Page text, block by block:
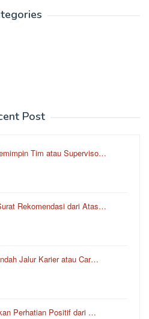
Post
Tim atau Superviso…
Rekomendasi dari Atas…
Jalur Karier atau Car…
Perhatian Positif dari …